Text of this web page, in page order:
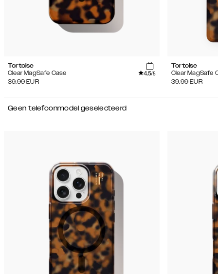
Tortoise
Clear MagSafe Case
4.5/5
39.99 EUR
Tortoise
Clear MagSafe
39.99 EUR
Geen telefoonmodel geselecteerd